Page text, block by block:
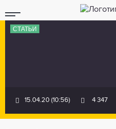
СТАТЬИ
15.04.20 (10:56) 4 347